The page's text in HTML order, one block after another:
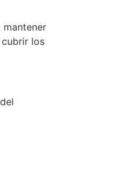
los